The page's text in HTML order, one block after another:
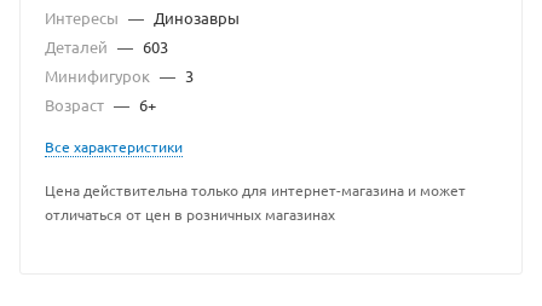
Интересы — Динозавры
Деталей — 603
Минифигурок — 3
Возраст — 6+
Все характеристики
Цена действительна только для интернет-магазина и может
отличаться от цен в розничных магазинах